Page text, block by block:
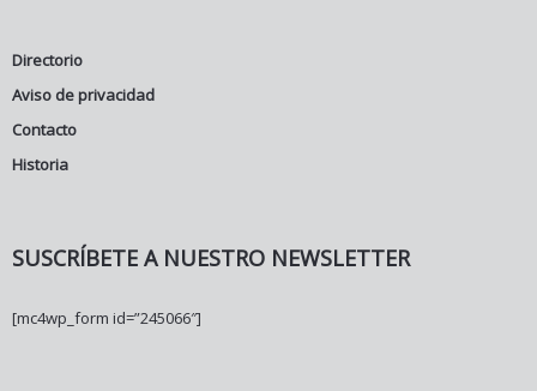
Directorio
Aviso de privacidad
Contacto
Historia
SUSCRÍBETE A NUESTRO NEWSLETTER
[mc4wp_form id=”245066″]